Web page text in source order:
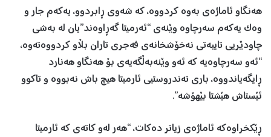
هەنگاو ئاماژەی بەوە کردووە، کە شەوی ڕابردوو، یەکەم جار و
وەک یەکەم سەرچاوە وێنەی “ئەرمیتا گەڕاوەند”یان لە بەشی
چاودێریی تایبەتی نەخۆشخانەی فەجری تاران بڵاو کردووەتەوە،
“ئەو سەرچاوەیە کە ئەو وێنەبەڵگەیەی بۆ هەنگاو هەنارد
ڕایگەیاندووە، باری تەندروستیی ئارمیتا هیچ باش نەبووە و تاکوو
ئێستاش هێشتا بێهۆشە”.
ڕێکخراوەکە ئاماژەی زیاتر دەکات، “هەر لەو کاتەی کە ئارمیتا